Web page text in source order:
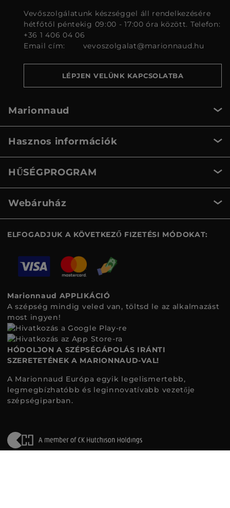
Vevőszolgálatunk készséggel áll rendelkezésére
hétfőtől péntekig 09:00 - 17:00 óra között. Telefon:
+36 1 406 04 06
Email cím:
vevoszolgalat@marionnaud.hu
LÉPJEN VELÜNK KAPCSOLATBA
Marionnaud
Hasznos információk
HŰSÉGPROGRAM
Webáruház
ELFOGADJUK A KÖVETKEZŐ FIZETÉSI MÓDOKAT:
Marionnaud APPLIKÁCIÓ
A szépség mindig veled van, töltsd le az alkalmazást
most ingyen!
HÓDOLJON A SZÉPSÉGÁPOLÁS IRÁNTI
SZERETETÉNEK A MARIONNAUD-VAL!
A Marionnaud Európa egyik legelismertebb,
legmegbízhatóbb és leginnovatívabb vezetője
szépségiparban.